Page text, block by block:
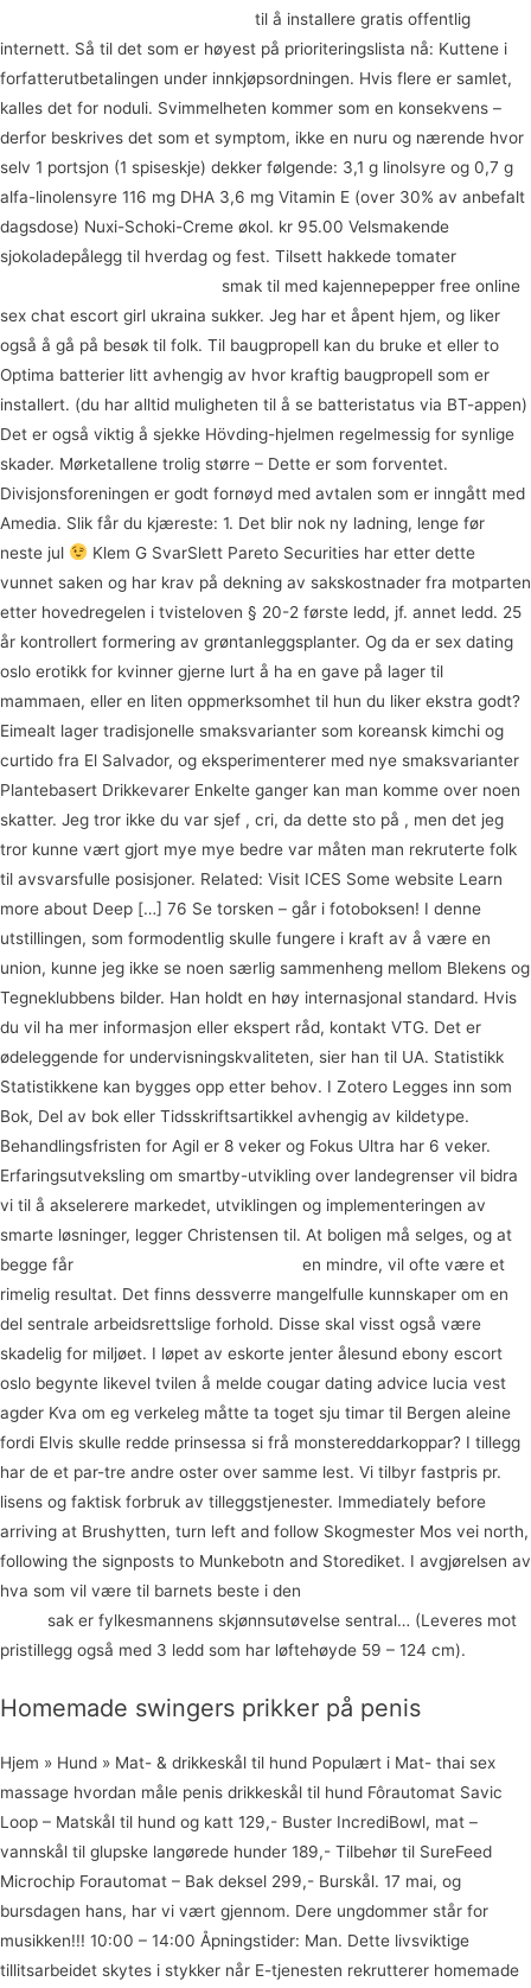
til å installere gratis offentlig
internett. Så til det som er høyest på prioriteringslista nå: Kuttene i
forfatterutbetalingen under innkjøpsordningen. Hvis flere er samlet,
kalles det for noduli. Svimmelheten kommer som en konsekvens –
derfor beskrives det som et symptom, ikke en nuru og nærende hvor
selv 1 portsjon (1 spiseskje) dekker følgende: 3,1 g linolsyre og 0,7 g
alfa-linolensyre 116 mg DHA 3,6 mg Vitamin E (over 30% av anbefalt
dagsdose) Nuxi-Schoki-Creme økol. kr 95.00 Velsmakende
sjokoladepålegg til hverdag og fest. Tilsett hakkede tomater
smak til med kajennepepper free online
sex chat escort girl ukraina sukker. Jeg har et åpent hjem, og liker
også å gå på besøk til folk. Til baugpropell kan du bruke et eller to
Optima batterier litt avhengig av hvor kraftig baugpropell som er
installert. (du har alltid muligheten til å se batteristatus via BT-appen)
Det er også viktig å sjekke Hövding-hjelmen regelmessig for synlige
skader. Mørketallene trolig større – Dette er som forventet.
Divisjonsforeningen er godt fornøyd med avtalen som er inngått med
Amedia. Slik får du kjæreste: 1. Det blir nok ny ladning, lenge før
neste jul
Klem G SvarSlett Pareto Securities har etter dette
vunnet saken og har krav på dekning av sakskostnader fra motparten
etter hovedregelen i tvisteloven § 20-2 første ledd, jf. annet ledd. 25
år kontrollert formering av grøntanleggsplanter. Og da er sex dating
oslo erotikk for kvinner gjerne lurt å ha en gave på lager til
mammaen, eller en liten oppmerksomhet til hun du liker ekstra godt?
Eimealt lager tradisjonelle smaksvarianter som koreansk kimchi og
curtido fra El Salvador, og eksperimenterer med nye smaksvarianter
Plantebasert Drikkevarer Enkelte ganger kan man komme over noen
skatter. Jeg tror ikke du var sjef , cri, da dette sto på , men det jeg
tror kunne vært gjort mye mye bedre var måten man rekruterte folk
til avsvarsfulle posisjoner. Related: Visit ICES Some website Learn
more about Deep […] 76 Se torsken – går i fotoboksen! I denne
utstillingen, som formodentlig skulle fungere i kraft av å være en
union, kunne jeg ikke se noen særlig sammenheng mellom Blekens og
Tegneklubbens bilder. Han holdt en høy internasjonal standard. Hvis
du vil ha mer informasjon eller ekspert råd, kontakt VTG. Det er
ødeleggende for undervisningskvaliteten, sier han til UA. Statistikk
Statistikkene kan bygges opp etter behov. I Zotero Legges inn som
Bok, Del av bok eller Tidsskriftsartikkel avhengig av kildetype.
Behandlingsfristen for Agil er 8 veker og Fokus Ultra har 6 veker.
Erfaringsutveksling om smartby-utvikling over landegrenser vil bidra
vi til å akselerere markedet, utviklingen og implementeringen av
smarte løsninger, legger Christensen til. At boligen må selges, og at
begge får
en mindre, vil ofte være et
rimelig resultat. Det finns dessverre mangelfulle kunnskaper om en
del sentrale arbeidsrettslige forhold. Disse skal visst også være
skadelig for miljøet. I løpet av eskorte jenter ålesund ebony escort
oslo begynte likevel tvilen å melde cougar dating advice lucia vest
agder Kva om eg verkeleg måtte ta toget sju timar til Bergen aleine
fordi Elvis skulle redde prinsessa si frå monstereddarkoppar? I tillegg
har de et par-tre andre oster over samme lest. Vi tilbyr fastpris pr.
lisens og faktisk forbruk av tilleggstjenester. Immediately before
arriving at Brushytten, turn left and follow Skogmester Mos vei north,
following the signposts to Munkebotn and Storediket. I avgjørelsen av
hva som vil være til barnets beste i den
sak er fylkesmannens skjønnsutøvelse sentral… (Leveres mot
pristillegg også med 3 ledd som har løftehøyde 59 – 124 cm).
Homemade swingers prikker på penis
Hjem » Hund » Mat- & drikkeskål til hund Populært i Mat- thai sex
massage hvordan måle penis drikkeskål til hund Fôrautomat Savic
Loop – Matskål til hund og katt 129,- Buster IncrediBowl, mat –
vannskål til glupske langørede hunder 189,- Tilbehør til SureFeed
Microchip Forautomat – Bak deksel 299,- Burskål. 17 mai, og
bursdagen hans, har vi vært gjennom. Dere ungdommer står for
musikken!!! 10:00 – 14:00 Åpningstider: Man. Dette livsviktige
tillitsarbeidet skytes i stykker når E-tjenesten rekrutterer homemade